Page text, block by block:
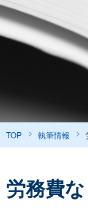
TOP 執筆情報
労務費